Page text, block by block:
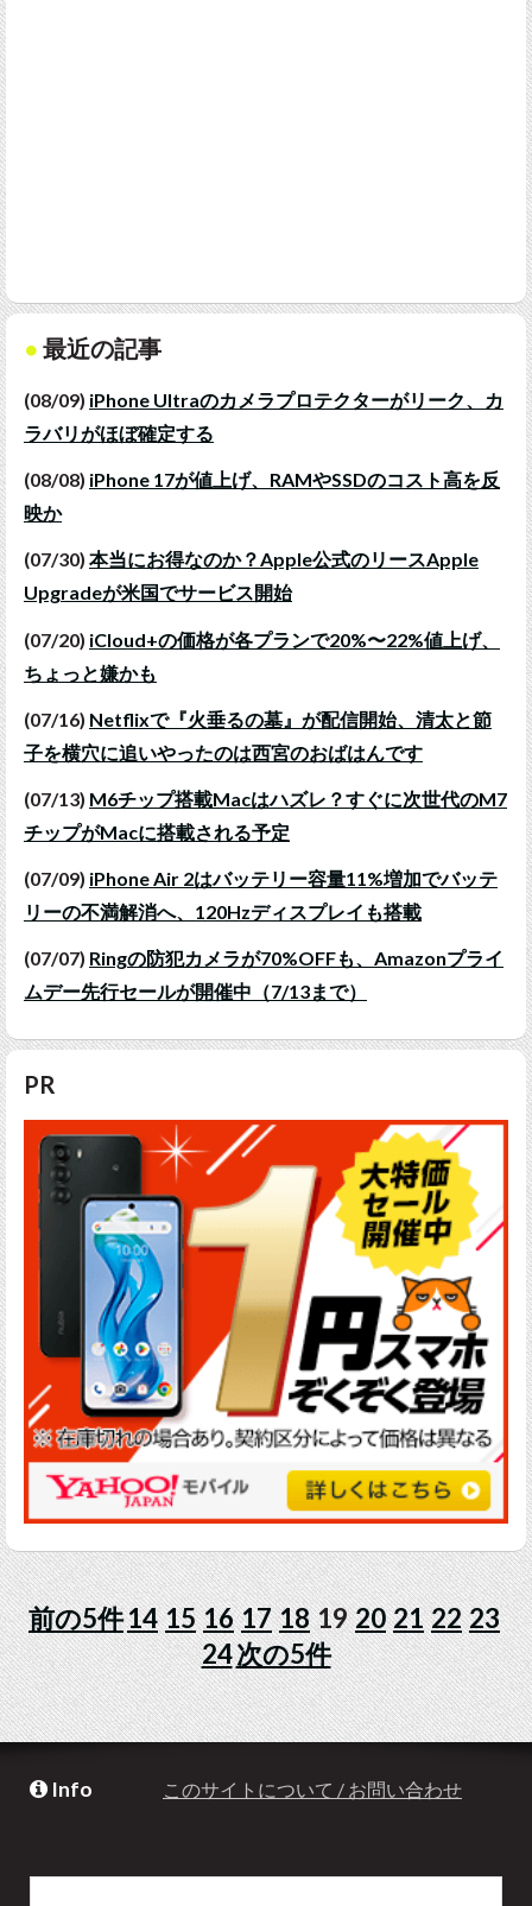
最近の記事
(08/09) iPhone Ultraのカメラプロテクターがリーク、カ
ラバリがほぼ確定する
(08/08) iPhone 17が値上げ、RAMやSSDのコスト高を反
映か
(07/30) 本当にお得なのか？Apple公式のリースApple
Upgradeが米国でサービス開始
(07/20) iCloud+の価格が各プランで20%〜22%値上げ、
ちょっと嫌かも
(07/16) Netflixで『火垂るの墓』が配信開始、清太と節
子を横穴に追いやったのは西宮のおばはんです
(07/13) M6チップ搭載Macはハズレ？すぐに次世代のM7
チップがMacに搭載される予定
(07/09) iPhone Air 2はバッテリー容量11%増加でバッテ
リーの不満解消へ、120Hzディスプレイも搭載
(07/07) Ringの防犯カメラが70%OFFも、Amazonプライ
ムデー先行セールが開催中（7/13まで）
PR
前の5件14 15 16 17 18 19 20 21 22 23
24次の5件
Info このサイトについて / お問い合わせ